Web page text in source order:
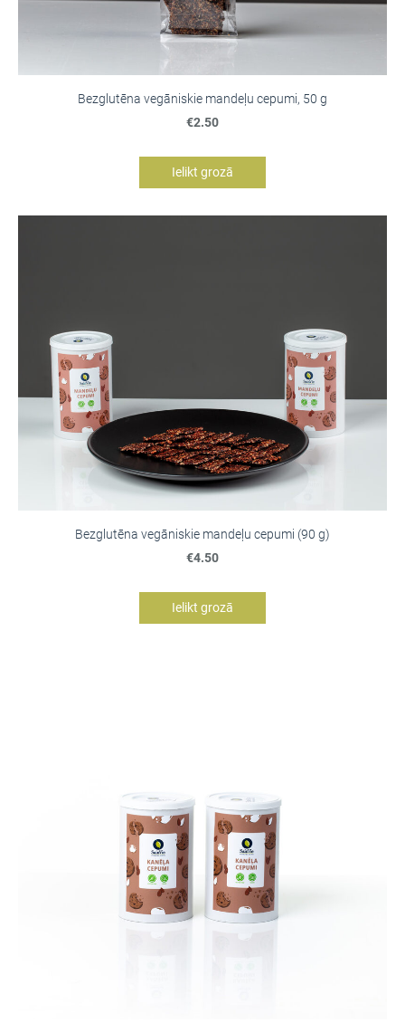
Bezglutēna vegāniskie mandeļu cepumi, 50 g
€2.50
Ielikt grozā
Bezglutēna vegāniskie mandeļu cepumi (90 g)
€4.50
Ielikt grozā